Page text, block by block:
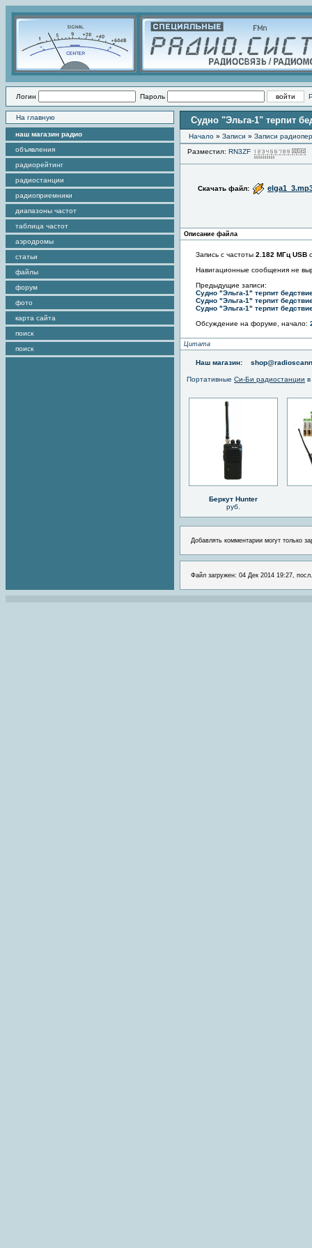
Логин Пароль
На главную
наш магазин радио
объявления
радиорейтинг
радиостанции
радиоприемники
диапазоны частот
таблица частот
аэродромы
статьи
файлы
форум
фото
карта сайта
поиск
поиск
Судно "Эльга-1" терпит
Начало » Записи » Записи
Разместил: RN3ZF
Скачать файл:
Описание файла
Запись с частоты 2.182 МГц USB
Навигационные сообщения не
Предыдущие записи:
Судно "Эльга-1" терпит
Судно "Эльга-1" терпит
Судно "Эльга-1" терпит
Обсуждение на форуме, начало:
Цитата
Наш магазин:
Портативные Си-Би радиостанции
Беркут Hunter
руб.
Добавлять комментарии могут только
Файл загружен: 04 Дек 2014 19:27,